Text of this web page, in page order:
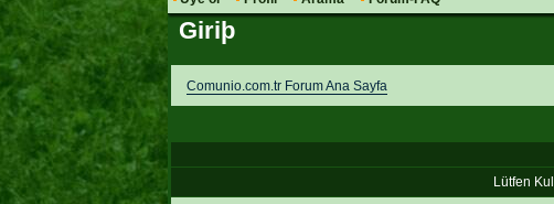
Giriþ
Comunio.com.tr Forum Ana Sayfa
Lütfen